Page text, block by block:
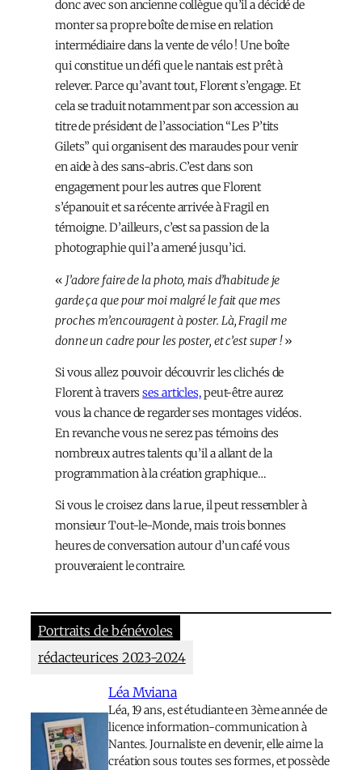
donc avec son ancienne collègue qu’il a décidé de
monter sa propre boîte de mise en relation
intermédiaire dans la vente de vélo ! Une boîte
qui constitue un défi que le nantais est prêt à
relever. Parce qu’avant tout, Florent s’engage. Et
cela se traduit notamment par son accession au
titre de président de l’association “Les P’tits
Gilets” qui organisent des maraudes pour venir
en aide à des sans-abris. C’est dans son
engagement pour les autres que Florent
s’épanouit et sa récente arrivée à Fragil en
témoigne. D’ailleurs, c’est sa passion de la
photographie qui l’a amené jusqu’ici.
« J’adore faire de la photo, mais d’habitude je
garde ça que pour moi malgré le fait que mes
proches m’encouragent à poster. Là, Fragil me
donne un cadre pour les poster, et c’est super !»
Si vous allez pouvoir découvrir les clichés de
Florent à traversses articles,peut-être aurez
vous la chance de regarder ses montages vidéos.
En revanche vous ne serez pas témoins des
nombreux autres talents qu’il a allant de la
programmation à la création graphique…
Si vous le croisez dans la rue, il peut ressembler à
monsieur Tout-le-Monde, mais trois bonnes
heures de conversation autour d’un café vous
prouveraient le contraire.
Portraits de bénévoles
rédacteurices 2023-2024
Léa Mviana
Léa, 19 ans, est étudiante en 3ème année de
licence information-communication à
Nantes. Journaliste en devenir, elle aime la
création sous toutes ses formes, et possède